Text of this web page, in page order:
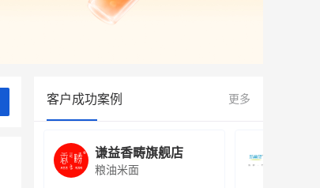
站点地图
客户成功案例 更多
谦益香畴旗舰店
粮油米面